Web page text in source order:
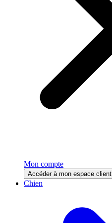
Mon compte
Accéder à mon espace client
Chien